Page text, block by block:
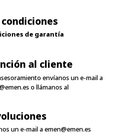
de garantía
al cliente
envíanos un e-mail a
o llámanos al
un e-mail aemen@emen.es